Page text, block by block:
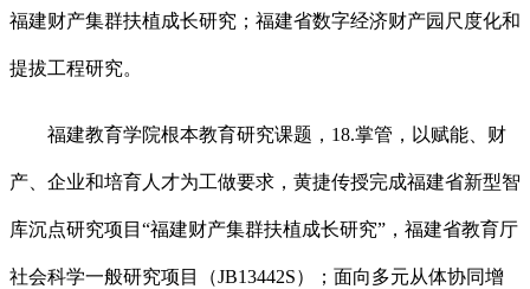
福建财产集群扶植成长研究；福建省数字经济财产园尺度化和
提拔工程研究。
福建教育学院根本教育研究课题，18.掌管，以赋能、财
产、企业和培育人才为工做要求，黄捷传授完成福建省新型智
库沉点研究项目“福建财产集群扶植成长研究”，福建省教育厅
社会科学一般研究项目（JB13442S）；面向多元从体协同增